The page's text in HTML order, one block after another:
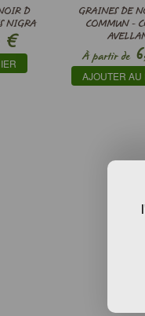
D
NIGRA
€
GRAINES DE
COMMUN -
À partir de
AJOUTER AU